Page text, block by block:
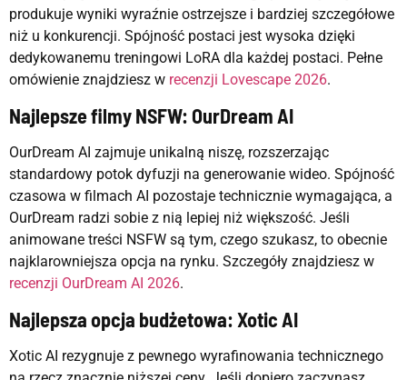
produkuje wyniki wyraźnie ostrzejsze i bardziej szczegółowe
niż u konkurencji. Spójność postaci jest wysoka dzięki
dedykowanemu treningowi LoRA dla każdej postaci. Pełne
omówienie znajdziesz w recenzji Lovescape 2026.
Najlepsze filmy NSFW: OurDream AI
OurDream AI zajmuje unikalną niszę, rozszerzając
standardowy potok dyfuzji na generowanie wideo. Spójność
czasowa w filmach AI pozostaje technicznie wymagająca, a
OurDream radzi sobie z nią lepiej niż większość. Jeśli
animowane treści NSFW są tym, czego szukasz, to obecnie
najklarowniejsza opcja na rynku. Szczegóły znajdziesz w
recenzji OurDream AI 2026.
Najlepsza opcja budżetowa: Xotic AI
Xotic AI rezygnuje z pewnego wyrafinowania technicznego